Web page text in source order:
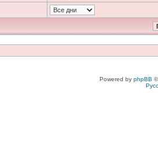
Powered by phpBB